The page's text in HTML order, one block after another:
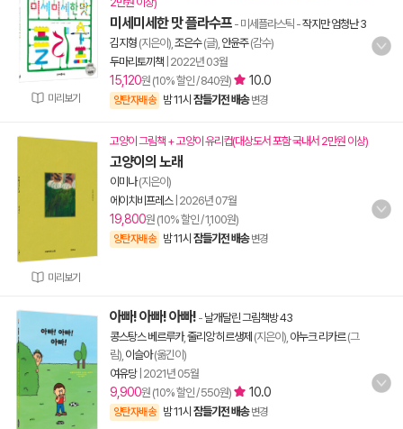
미리보기
미세미세한 맛 플라수프 - 미세플라스틱 -작지만 엄청난 3
김지형 (지은이), 조은수(글), 안윤주(감수)
두마리토끼책 2022년 03월
15,120원 (10% 할인 / 840원) 10.0
양탄자배송 밤 11시 잠들기전 배송 변경
미리보기
고양이 그림책 + 고양이 유리컵(대상도서 포함 국내서 2만원 이상)
고양이의 노래
이미나(지은이)
에이치비프레스| 2026년 07월
19,800원 (10% 할인 / 1,100원)
양탄자배송 밤 11시 잠들기전 배송 변경
아빠! 아빠! 아빠! - 날개달린 그림책방 43
콩스탕스 베르루카,줄리앙 히르생제 (지은이), 아누크 리카르(그
림), 이슬아(옮긴이)
여유당| 2021년 05월
9,900원 (10% 할인 / 550원) 10.0
양탄자배송 밤 11시 잠들기전 배송 변경